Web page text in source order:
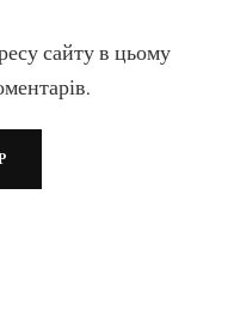
сайту в цьому